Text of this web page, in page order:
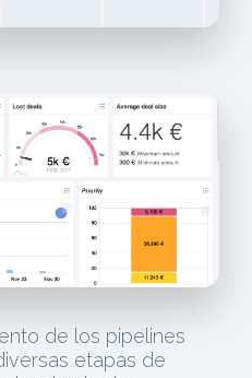
de los pipelines
etapas de